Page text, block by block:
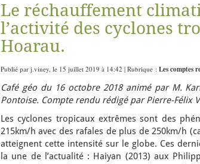
Le réchauffement
l’activité des cyclones
Hoarau.
Publié par j.viney, le 15 juillet 2019 à 14:42 | Rubrique : Les comptes
Café géo du 16 octobre 2018 animé par M.
Pontoise. Compte rendu rédigé par Pierre-Félix
Les cyclones tropicaux extrêmes sont des
215km/h avec des rafales de plus de 250km/h
atteignent cette intensité sur le globe. Ces
la une de l’actualité : Haiyan (2013) aux